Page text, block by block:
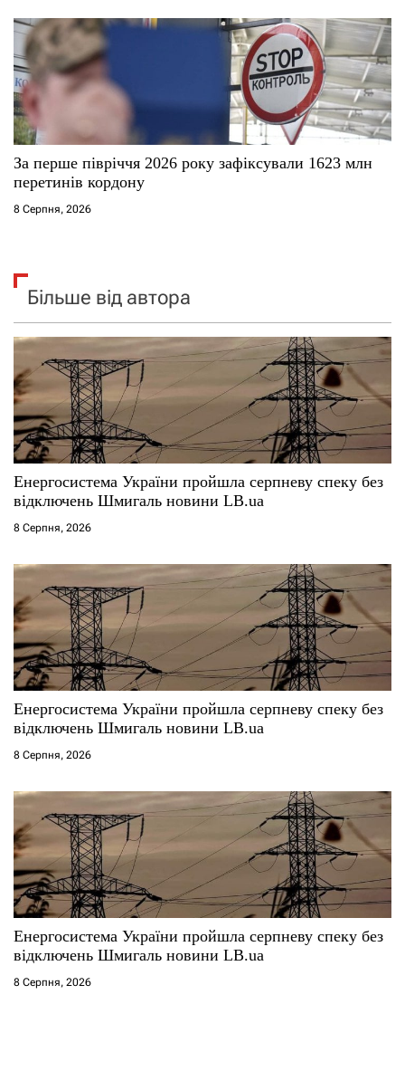
За перше півріччя 2026 року зафіксували 1623 млн
перетинів кордону
8 Серпня, 2026
Більше від автора
Енергосистема України пройшла серпневу спеку без
відключень Шмигаль новини LB.ua
8 Серпня, 2026
Енергосистема України пройшла серпневу спеку без
відключень Шмигаль новини LB.ua
8 Серпня, 2026
Енергосистема України пройшла серпневу спеку без
відключень Шмигаль новини LB.ua
8 Серпня, 2026